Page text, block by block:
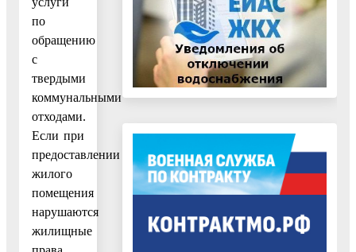
по
обращению
с
твердыми
коммунальными
отходами.
Если при
предоставлении
жилого
помещения
нарушаются
жилищные